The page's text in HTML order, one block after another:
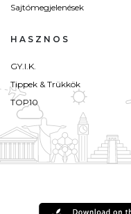
Sajtómegjelenések
HASZNOS
GY.I.K.
Tippek & Trükkök
TOP10